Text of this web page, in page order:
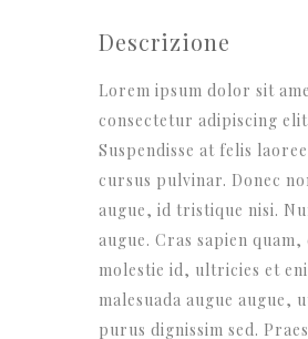
Descrizione
Lorem ipsum dolor sit
consectetur adipiscing
Suspendisse at felis
cursus pulvinar. Donec
augue, id tristique nisi.
augue. Cras sapien
molestie id, ultricies et
malesuada augue augue,
purus dignissim sed.